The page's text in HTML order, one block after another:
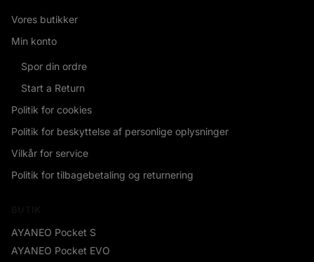
Vores butikker
Min konto
Spor din ordre
Start a Return
Politik for cookies
Politik for beskyttelse af personlige oplysninger
Vilkår for service
Politik for tilbagebetaling og returnering
AYANEO Pocket S
AYANEO Pocket EVO